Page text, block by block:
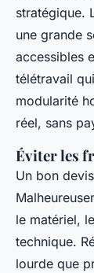
stratégique.
une grande
accessibles
télétravail
modularité
réel, sans
Éviter les
Un bon
le matériel,
technique.
lourde que